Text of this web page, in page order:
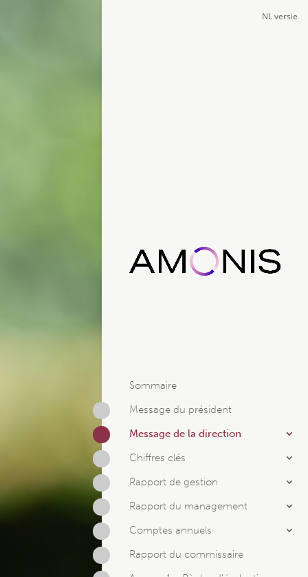
Sommaire
Message du président
Message de la direction
Chiffres clés
Rapport de gestion
Rapport du management
Comptes annuels
Rapport du commissaire
NL versie